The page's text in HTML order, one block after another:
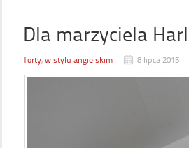
Dla marzyciela
Torty, w stylu angielskim 8 lipca 2015